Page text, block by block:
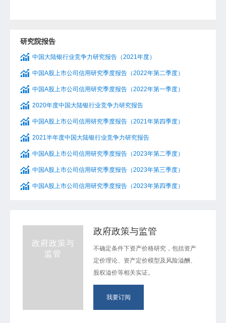
研究院报告
中国大陆银行业竞争力研究报告（2021年度）
中国A股上市公司信用研究季度报告（2022年第二季度）
中国A股上市公司信用研究季度报告（2022年第一季度）
2020年度中国大陆银行业竞争力研究报告
中国A股上市公司信用研究季度报告（2021年第四季度）
2021半年度中国大陆银行业竞争力研究报告
中国A股上市公司信用研究季度报告（2023年第二季度）
中国A股上市公司信用研究季度报告（2023年第三季度）
中国A股上市公司信用研究季度报告（2023年第四季度）
政府政策与
监管
政府政策与监管
不确定条件下资产价格研究，包括资产
定价理论、资产定价模型及风险溢酬、
股权溢价等相关实证。
我要订阅